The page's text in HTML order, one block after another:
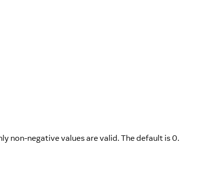
non-negative values are valid. The default is 0.